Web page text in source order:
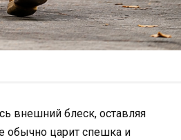
внешний блеск, оставляя
обычно царит спешка и